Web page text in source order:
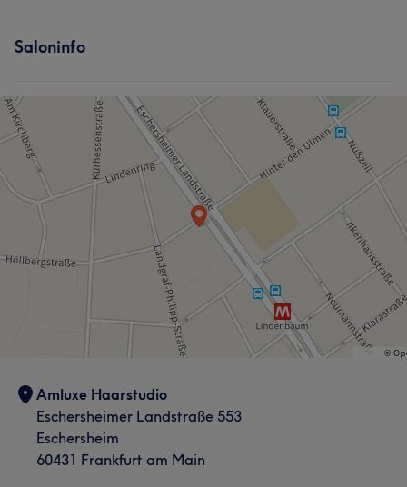
Saloninfo
Amluxe Haarstudio
Eschersheimer Landstraße 553
Eschersheim
60431 Frankfurt am Main